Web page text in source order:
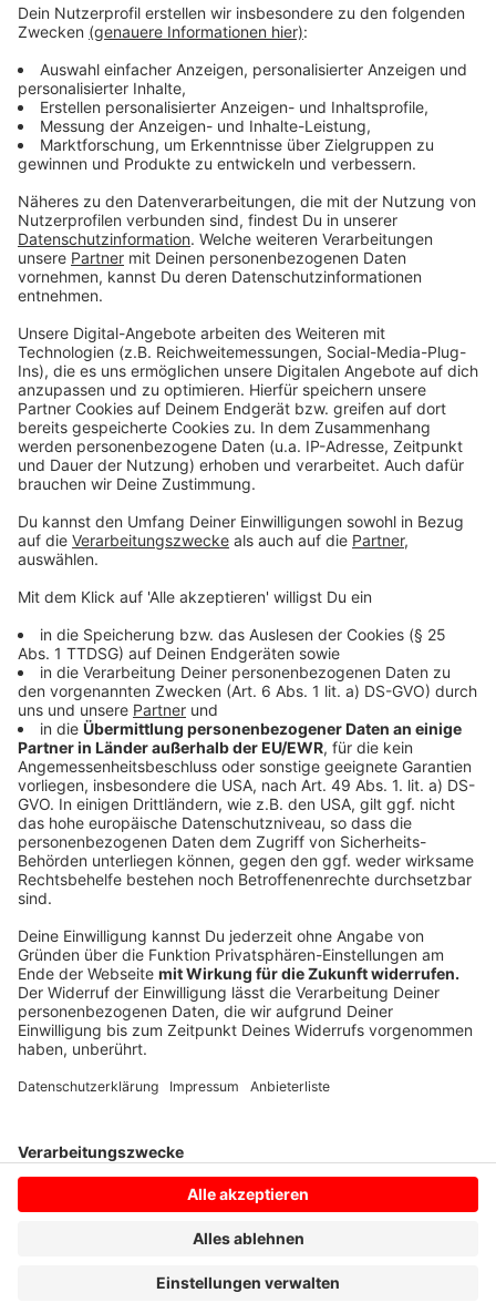
Mehrings, der lange Jahre Professor für
Wirtschaftsrecht an der FH Münster war und viele
Jahre im Kreuzviertel gewohnt hat, hat viel Münster in
sein Buch geschrieben. Neben dem Landgericht, dem
Prinzipalmarkt, der Promenade und dem A2 am Aasee
spielt die Handlung bei den Italienern am Hüfferstift
und an der Kreuzkirche, in der LWL-Klinik und in den
Rieselfeldern.
Anzeige
©Mareike Weberink NWZ
Jos F. Mehrings, Buchautor aus Münster
Anzeige
Überdies findet ein grandioses mehrtägiges Konzert
für den Frieden auf dem Schlossplatz statt, unter
Beteiligung vieler nationaler und internationaler
Woodstock durch Münster weht. Und mit dazu
beigetragen haben also wir von ANTENNE MÜNSTER.
Es finden sich in dem Roman zudem auch viele Interna
aus der Justiz. Mehrings war schließlich auch mal
Richter.
Anzeige
Das 504 Seiten starke Werk ist im Geest-Verlag
erschienen und kostet 14,80 Euro.
Anzeige